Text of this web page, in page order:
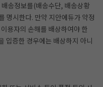
송정보를(배송수단, 배송상황
명시한다. 만약 지안에듀가 약정
용자의 손해를 배상하여야 한
입증한 경우에는 배상하지 아니